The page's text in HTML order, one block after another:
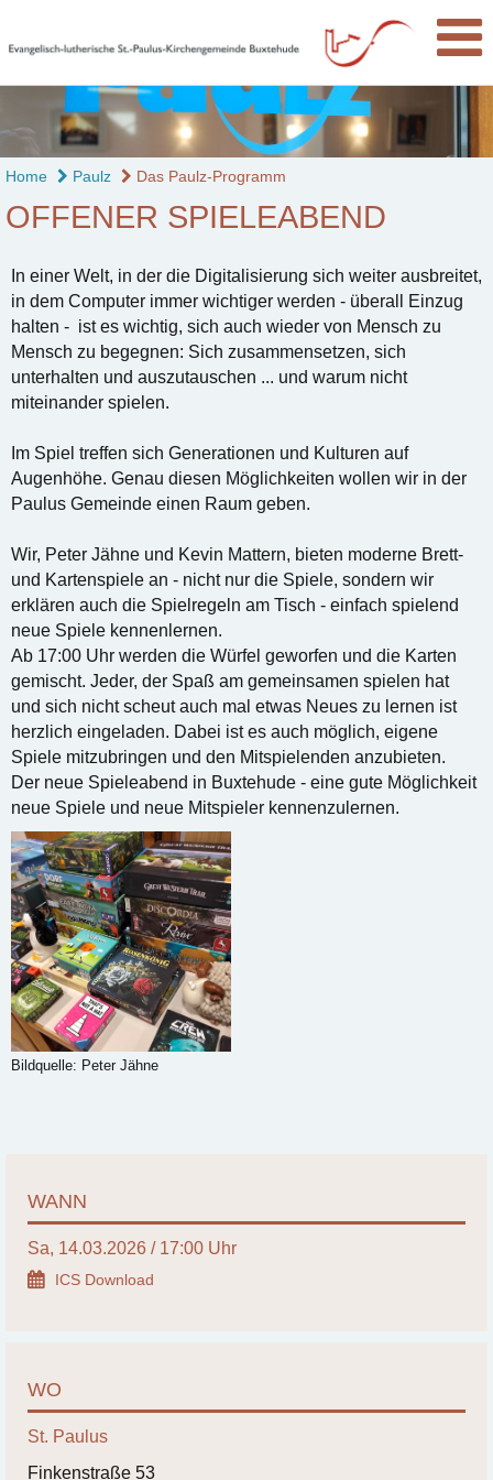
Home Paulz Das Paulz-Programm
OFFENER SPIELEABEND
In einer Welt, in der die Digitalisierung sich weiter ausbreitet,
in dem Computer immer wichtiger werden - überall Einzug
halten - ist es wichtig, sich auch wieder von Mensch zu
Mensch zu begegnen: Sich zusammensetzen, sich
unterhalten und auszutauschen ... und warum nicht
miteinander spielen.
Im Spiel treffen sich Generationen und Kulturen auf
Augenhöhe. Genau diesen Möglichkeiten wollen wir in der
Paulus Gemeinde einen Raum geben.
Wir, Peter Jähne und Kevin Mattern, bieten moderne Brett-
und Kartenspiele an - nicht nur die Spiele, sondern wir
erklären auch die Spielregeln am Tisch - einfach spielend
neue Spiele kennenlernen.
Ab 17:00 Uhr werden die Würfel geworfen und die Karten
gemischt. Jeder, der Spaß am gemeinsamen spielen hat
und sich nicht scheut auch mal etwas Neues zu lernen ist
herzlich eingeladen. Dabei ist es auch möglich, eigene
Spiele mitzubringen und den Mitspielenden anzubieten.
Der neue Spieleabend in Buxtehude - eine gute Möglichkeit
neue Spiele und neue Mitspieler kennenzulernen.
Bildquelle: Peter Jähne
WANN
Sa, 14.03.2026 / 17:00 Uhr
ICS Download
WO
St. Paulus
Finkenstraße 53